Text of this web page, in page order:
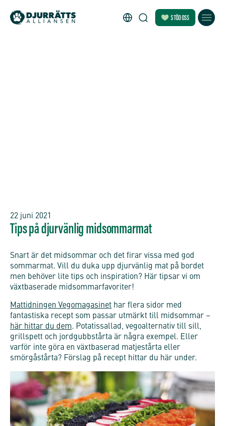
STÖD OSS
22 juni 2021
Tips på djurvänlig midsommarmat
Snart är det midsommar och det firar vissa med god
sommarmat. Vill du duka upp djurvänlig mat på bordet
men behöver lite tips och inspiration? Här tipsar vi om
växtbaserade midsommarfavoriter!
Mattidningen Vegomagasinet har flera sidor med
fantastiska recept som passar utmärkt till midsommar –
här hittar du dem. Potatissallad, vegoalternativ till sill,
grillspett och jordgubbstårta är några exempel. Eller
varför inte göra en växtbaserad matjestårta eller
smörgåstårta? Förslag på recept hittar du här under.